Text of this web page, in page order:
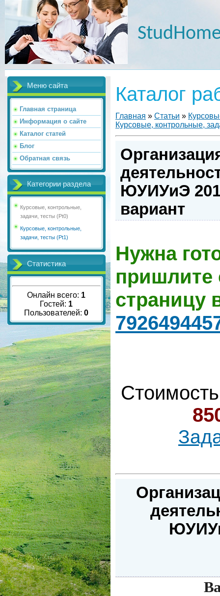
Меню сайта
Главная страница
Информация о сайте
Каталог статей
Блог
Обратная связь
Категории раздела
Курсовые, контрольные,
задачи, тесты (Pt0)
Курсовые, контрольные,
задачи, тесты (Pt1)
Статистика
Онлайн всего: 1
Гостей: 1
Пользователей:0
Каталог
Главная » Статьи »
Курсовые, контрольные,
ЮУИУиЭ
вариант
Нужна
пришлите
страницу